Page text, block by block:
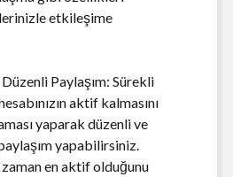
etkileşime
Paylaşım: Sürekli
aktif kalmasını
yaparak düzenli ve
yapabilirsiniz.
en aktif olduğunu